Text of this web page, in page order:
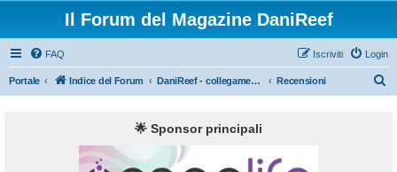
Il Forum del Magazine DaniReef
FAQ Login
Iscriviti
Portale Indice del Forum DaniReef - collegamento diretto Recensioni
🌟 Sponsor principali